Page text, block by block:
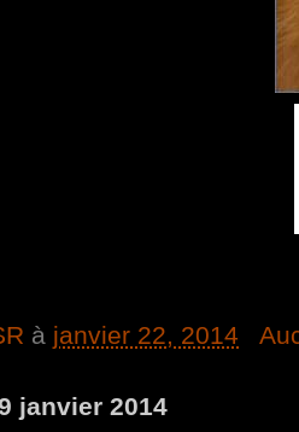
à janvier 22, 2014
janvier 2014